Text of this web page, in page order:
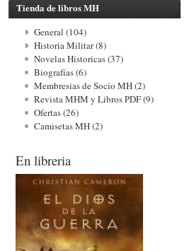
Tienda de libros MH
General (104)
Historia Militar (8)
Novelas Historicas (37)
Biografías (6)
Membresias de Socio MH (2)
Revista MHM y Libros PDF (9)
Ofertas (26)
Camisetas MH (2)
En libreria